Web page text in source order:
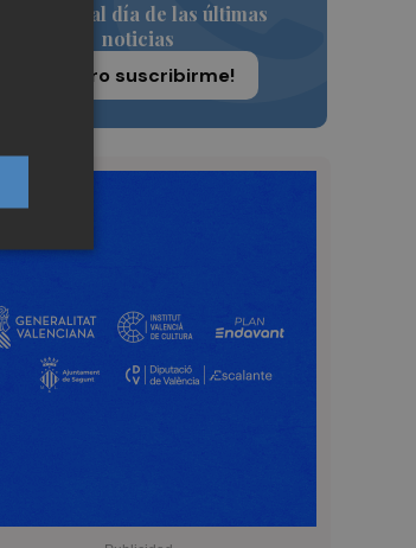
Siempre al día de las últimas
noticias
¡Quiero suscribirme!